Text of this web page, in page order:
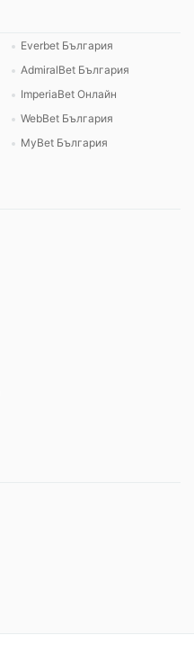
Everbet България
AdmiralBet България
ImperiaBet Онлайн
WebBet България
MyBet България